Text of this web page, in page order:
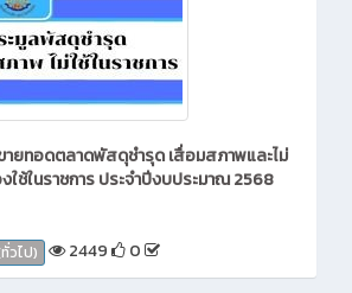
ายทอดตลาดพัสดุชำรุด เสื่อมสภาพและไม่
ใช้ในราชการ ประจำปีงบประมาณ 2568
วไป) 2449 0